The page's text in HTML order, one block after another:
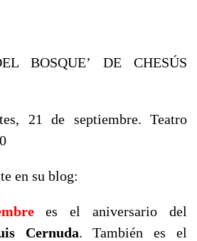
BOSQUE’ DE CHESÚS
21 de septiembre. Teatro
en su blog:
es el aniversario del
Cernuda. También es el